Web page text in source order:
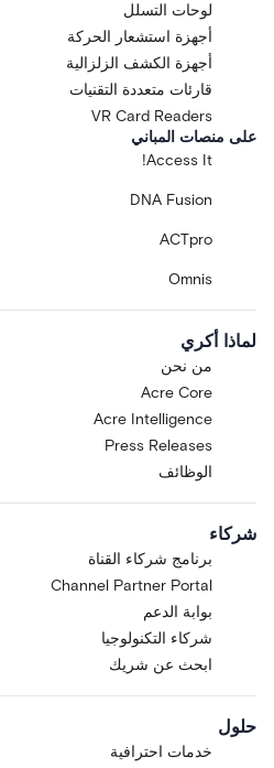
لوحات التسلل
أجهزة استشعار الحركة
أجهزة الكشف الزلزالية
قارئات متعددة التقنيات
VR Card Readers
على منصات المباني
Access It!
DNA Fusion
ACTpro
Omnis
لماذا أكري
من نحن
Acre Core
Acre Intelligence
Press Releases
الوظائف
شركاء
برنامج شركاء القناة
Channel Partner Portal
بوابة الدعم
شركاء التكنولوجيا
ابحث عن شريك
حلول
خدمات احترافية